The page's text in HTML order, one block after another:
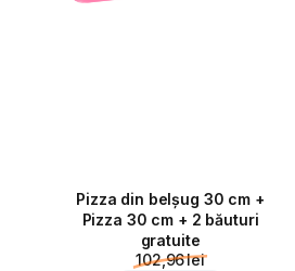
Pizza din belșug 30 cm +
Pizza 30 cm + 2 băuturi
gratuite
102,96 lei